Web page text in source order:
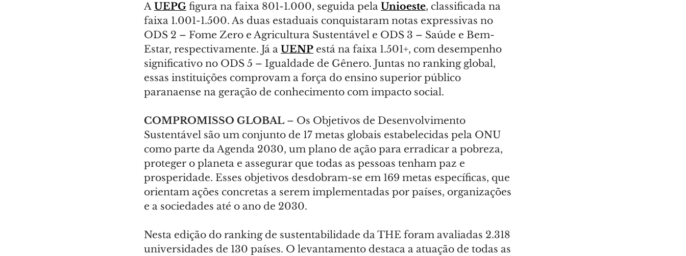
A UEPG figura na faixa 801-1.000, seguida pela Unioeste, classificada na
faixa 1.001-1.500. As duas estaduais conquistaram notas expressivas no
ODS 2 – Fome Zero e Agricultura Sustentável e ODS 3 – Saúde e Bem-
Estar, respectivamente. Já a UENP está na faixa 1.501+, com desempenho
significativo no ODS 5 – Igualdade de Gênero. Juntas no ranking global,
essas instituições comprovam a força do ensino superior público
paranaense na geração de conhecimento com impacto social.
COMPROMISSO GLOBAL – Os Objetivos de Desenvolvimento
Sustentável são um conjunto de 17 metas globais estabelecidas pela ONU
como parte da Agenda 2030, um plano de ação para erradicar a pobreza,
proteger o planeta e assegurar que todas as pessoas tenham paz e
prosperidade. Esses objetivos desdobram-se em 169 metas específicas, que
orientam ações concretas a serem implementadas por países, organizações
e a sociedades até o ano de 2030.
Nesta edição do ranking de sustentabilidade da THE foram avaliadas 2.318
universidades de 130 países. O levantamento destaca a atuação de todas as